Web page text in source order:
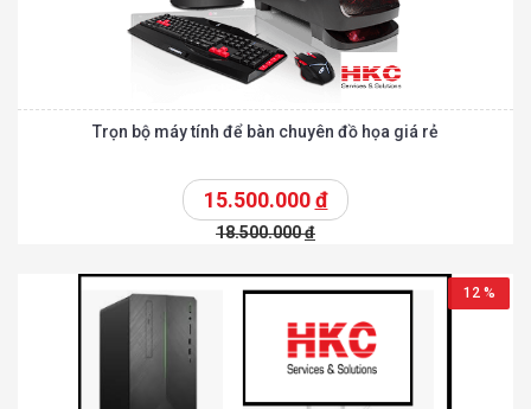
Trọn bộ máy tính để bàn chuyên đồ họa giá rẻ
15.500.000đ
18.500.000đ
12 %